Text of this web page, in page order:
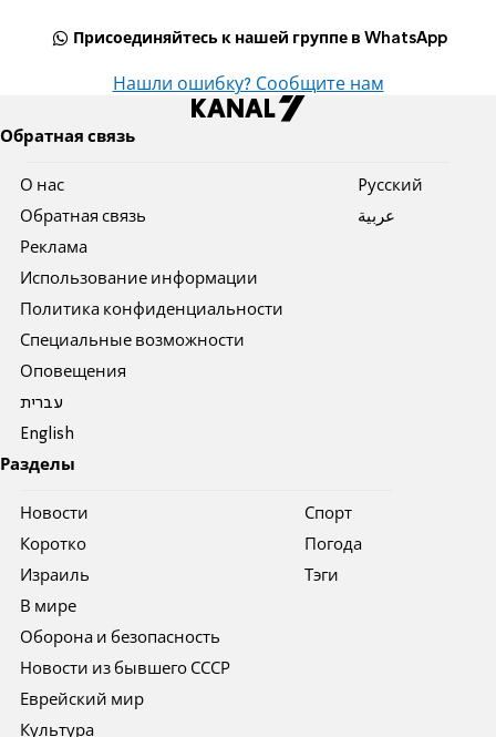
Присоединяйтесь к нашей группе в WhatsApp
Нашли ошибку? Сообщите нам
Обратная связь
О нас
Обратная связь
Реклама
Использование информации
Политика конфиденциальности
Специальные возможности
Оповещения
עברית
English
Pусский
عربية
Разделы
Новости
Коротко
Израиль
В мире
Оборона и безопасность
Новости из бывшего СССР
Еврейский мир
Культура
Спорт
Погода
Тэги